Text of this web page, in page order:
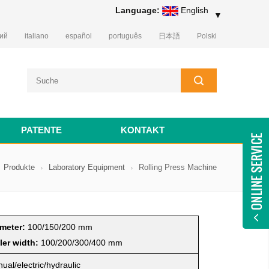
Language: English ▼
italiano español português 日本語 Polski
PATENTE KONTAKT
Produkte Laboratory Equipment Rolling Press Machine
100/150/200 mm
width: 100/200/300/400 mm
electric/hydraulic